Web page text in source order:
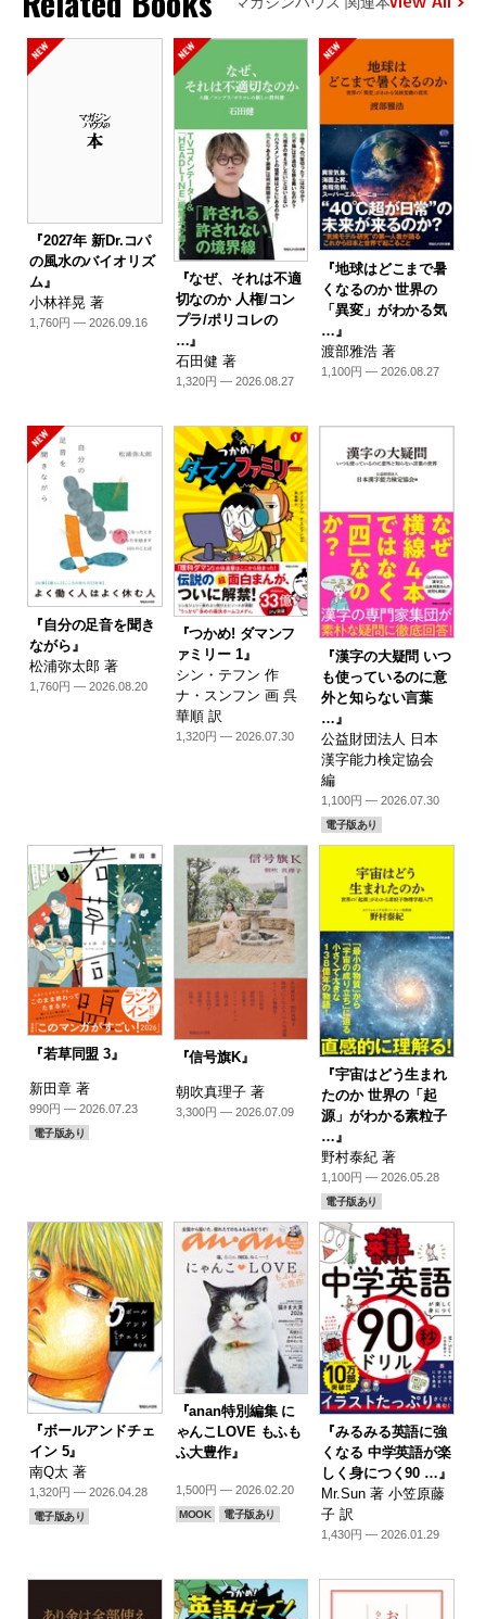
『2027年 新Dr.コパ
の風水のバイオリズ
ム』
小林祥晃 著
1,760円 — 2026.09.16
『なぜ、それは不適
切なのか 人権/コン
プラ/ポリコレの
…』
石田健 著
1,320円 — 2026.08.27
『地球はどこまで暑
くなるのか 世界の
「異変」がわかる気
…』
渡部雅浩 著
1,100円 — 2026.08.27
『自分の足音を聞き
ながら』
松浦弥太郎 著
1,760円 — 2026.08.20
『つかめ! ダマンフ
ァミリー 1』
シン・テフン 作
ナ・スンフン 画 呉
華順 訳
1,320円 — 2026.07.30
『漢字の大疑問 いつ
も使っているのに意
外と知らない言葉
…』
公益財団法人 日本
漢字能力検定協会
編
1,100円 — 2026.07.30
電子版あり
『若草同盟 3』
新田章 著
990円 — 2026.07.23
電子版あり
『信号旗K』
朝吹真理子 著
3,300円 — 2026.07.09
『宇宙はどう生まれ
たのか 世界の「起
源」がわかる素粒子
…』
野村泰紀 著
1,100円 — 2026.05.28
電子版あり
『ボールアンドチェ
イン 5』
南Q太 著
1,320円 — 2026.04.28
電子版あり
『anan特別編集 に
ゃんこLOVE もふも
ふ大豊作』
1,500円 — 2026.02.20
MOOK 電子版あり
『みるみる英語に強
くなる 中学英語が楽
しく身につく90 …』
Mr.Sun 著 小笠原藤
子 訳
1,430円 — 2026.01.29